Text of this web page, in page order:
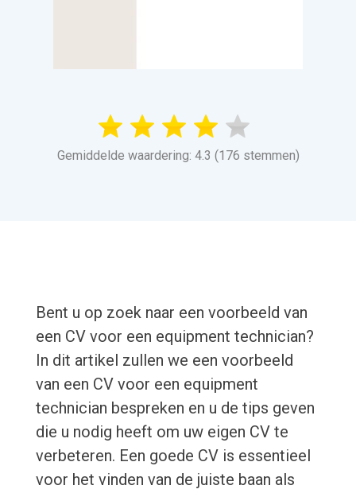
Gemiddelde waardering: 4.3 (176 stemmen)
Bent u op zoek naar een voorbeeld van
een CV voor een equipment technician?
In dit artikel zullen we een voorbeeld
van een CV voor een equipment
technician bespreken en u de tips geven
die u nodig heeft om uw eigen CV te
verbeteren. Een goede CV is essentieel
voor het vinden van de juiste baan als